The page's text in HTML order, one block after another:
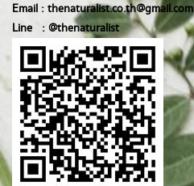
Email : thenaturalist.co.th@gmail.com
Line : @thenaturalist